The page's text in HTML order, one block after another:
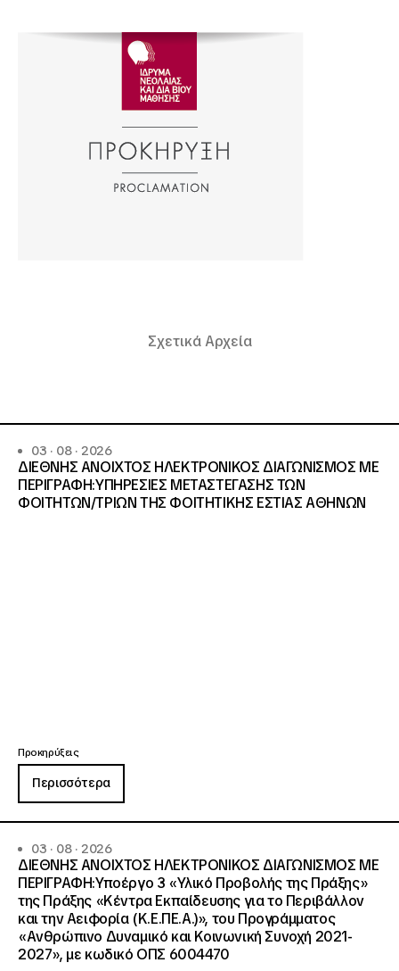
Σχετικά Αρχεία
03 · 08 · 2026
ΔΙΕΘΝΗΣ ΑΝΟΙΧΤΟΣ ΗΛΕΚΤΡΟΝΙΚΟΣ ΔΙΑΓΩΝΙΣΜΟΣ ΜΕ
ΠΕΡΙΓΡΑΦΗ:ΥΠΗΡΕΣΙΕΣ METAΣΤΕΓΑΣΗΣ ΤΩΝ
ΦΟΙΤΗΤΩΝ/ΤΡΙΩΝ ΤΗΣ ΦΟΙΤΗΤΙΚΗΣ ΕΣΤΙΑΣ ΑΘΗΝΩΝ
Προκηρύξεις
Περισσότερα
03 · 08 · 2026
ΔΙΕΘΝΗΣ ΑΝΟΙΧΤΟΣ ΗΛΕΚΤΡΟΝΙΚΟΣ ΔΙΑΓΩΝΙΣΜΟΣ ΜΕ
ΠΕΡΙΓΡΑΦΗ:Υποέργο 3 «Υλικό Προβολής της Πράξης»
της Πράξης «Κέντρα Εκπαίδευσης για το Περιβάλλον
και την Αειφορία (Κ.Ε.ΠΕ.Α.)», του Προγράμματος
«Ανθρώπινο Δυναμικό και Κοινωνική Συνοχή 2021-
2027», με κωδικό ΟΠΣ 6004470